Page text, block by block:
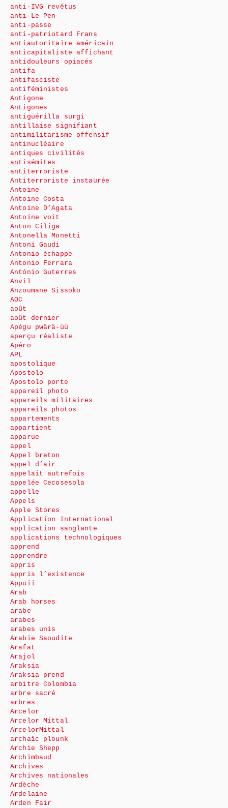
anti-IVG revêtus
anti-Le Pen
anti-passe
anti-patriotard Frans
antiautoritaire américain
anticapitaliste affichant
antidouleurs opiacés
antifa
antifasciste
antiféministes
Antigone
Antigones
antiguérilla surgi
antillaise signifiant
antimilitarisme offensif
antinucléaire
antiques civilités
antisémites
antiterroriste
Antiterroriste instaurée
Antoine
Antoine Costa
Antoine D’Agata
Antoine voit
Anton Ciliga
Antonella Monetti
Antoni Gaudi
Antonio échappe
Antonio Ferrara
António Guterres
Anvil
Anzoumane Sissoko
AOC
août
août dernier
Apégu pwärä-ùù
aperçu réaliste
Apéro
APL
apostolique
Apostolo
Apostolo porte
appareil photo
appareils militaires
appareils photos
appartements
appartient
apparue
appel
Appel breton
appel d’air
appelait autrefois
appelée Cecosesola
appelle
Appels
Apple Stores
Application International
application sanglante
applications technologiques
apprend
apprendre
appris
appris l’existence
Appuii
Arab
Arab horses
arabe
arabes
arabes unis
Arabie Saoudite
Arafat
Arajol
Araksia
Araksia prend
arbitre Colombia
arbre sacré
arbres
Arcelor
Arcelor Mittal
ArcelorMittal
archaïc plounk
Archie Shepp
Archimbaud
Archives
Archives nationales
Ardèche
Ardelaine
Arden Fair